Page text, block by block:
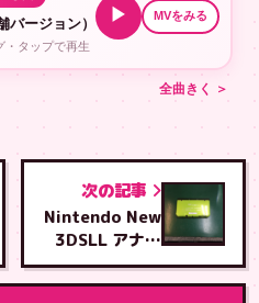
バージョン）
・タップで再生
▶ MVをみる
全曲きく ＞
次の記事
Nintendo New
3DSLL アナロ
グスティック交
換修理